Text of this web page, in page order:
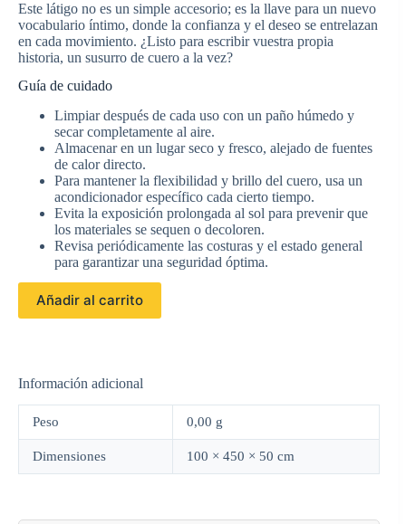
Este látigo no es un simple accesorio; es la llave para un nuevo
vocabulario íntimo, donde la confianza y el deseo se entrelazan
en cada movimiento. ¿Listo para escribir vuestra propia
historia, un susurro de cuero a la vez?
Guía de cuidado
Limpiar después de cada uso con un paño húmedo y
secar completamente al aire.
Almacenar en un lugar seco y fresco, alejado de fuentes
de calor directo.
Para mantener la flexibilidad y brillo del cuero, usa un
acondicionador específico cada cierto tiempo.
Evita la exposición prolongada al sol para prevenir que
los materiales se sequen o decoloren.
Revisa periódicamente las costuras y el estado general
para garantizar una seguridad óptima.
Añadir al carrito
Información adicional
Peso 0,00 g
Dimensiones 100 × 450 × 50 cm